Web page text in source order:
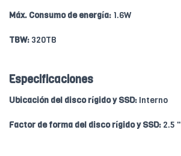
Máx. Consumo de energía: 1.6W
TBW: 320TB
Especificaciones
Ubicación del disco rígido y SSD: Interno
Factor de forma del disco rígido y SSD: 2.5 "